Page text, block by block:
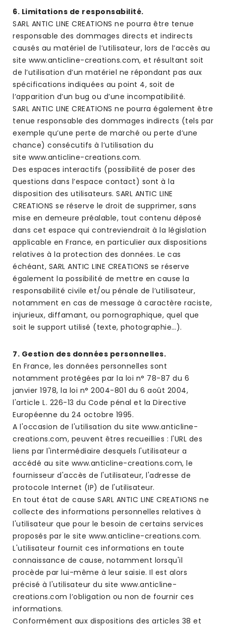
6. Limitations de responsabilité.
SARL ANTIC LINE CREATIONS ne pourra être tenue
responsable des dommages directs et indirects
causés au matériel de l’utilisateur, lors de l’accès au
site www.anticline-creations.com, et résultant soit
de l’utilisation d’un matériel ne répondant pas aux
spécifications indiquées au point 4, soit de
l’apparition d’un bug ou d’une incompatibilité.
SARL ANTIC LINE CREATIONS ne pourra également être
tenue responsable des dommages indirects (tels par
exemple qu’une perte de marché ou perte d’une
chance) consécutifs à l’utilisation du
site www.anticline-creations.com.
Des espaces interactifs (possibilité de poser des
questions dans l’espace contact) sont à la
disposition des utilisateurs. SARL ANTIC LINE
CREATIONS se réserve le droit de supprimer, sans
mise en demeure préalable, tout contenu déposé
dans cet espace qui contreviendrait à la législation
applicable en France, en particulier aux dispositions
relatives à la protection des données. Le cas
échéant, SARL ANTIC LINE CREATIONS se réserve
également la possibilité de mettre en cause la
responsabilité civile et/ou pénale de l’utilisateur,
notamment en cas de message à caractère raciste,
injurieux, diffamant, ou pornographique, quel que
soit le support utilisé (texte, photographie…).
7. Gestion des données personnelles.
En France, les données personnelles sont
notamment protégées par la loi n° 78-87 du 6
janvier 1978, la loi n° 2004-801 du 6 août 2004,
l'article L. 226-13 du Code pénal et la Directive
Européenne du 24 octobre 1995.
A l'occasion de l'utilisation du site www.anticline-
creations.com, peuvent êtres recueillies : l'URL des
liens par l'intermédiaire desquels l'utilisateur a
accédé au site www.anticline-creations.com, le
fournisseur d'accès de l'utilisateur, l'adresse de
protocole Internet (IP) de l'utilisateur.
En tout état de cause SARL ANTIC LINE CREATIONS ne
collecte des informations personnelles relatives à
l'utilisateur que pour le besoin de certains services
proposés par le site www.anticline-creations.com.
L'utilisateur fournit ces informations en toute
connaissance de cause, notamment lorsqu'il
procède par lui-même à leur saisie. Il est alors
précisé à l'utilisateur du site www.anticline-
creations.com l’obligation ou non de fournir ces
informations.
Conformément aux dispositions des articles 38 et